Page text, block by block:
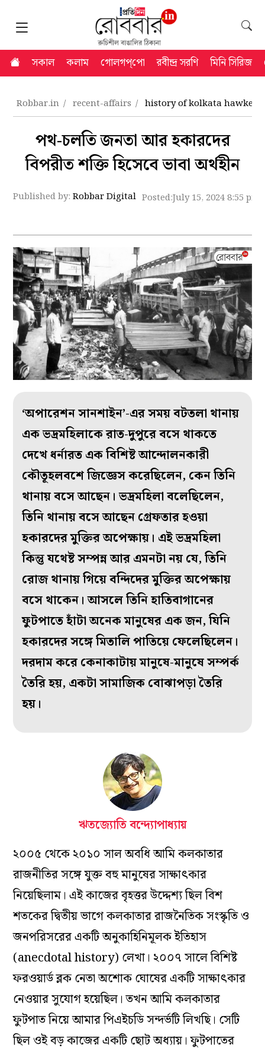
সকাল কলাম গোলগপ্‌পো রবীন্দ্র সরণি মিনি সিরিজ
Robbar.in recent-affairs history of kolkata
পথ-চলতি জনতা আর হকারদের
বিপরীত শক্তি হিসেবে ভাবা অর্থহীন
Published by:Robbar Digital Posted:July 15, 2024 8:55 pm
‘অপারেশন সানশাইন’-এর সময় বটতলা থানায়
এক ভদ্রমহিলাকে রাত-দুপুরে বসে থাকতে
দেখে ধর্নারত এক বিশিষ্ট আন্দোলনকারী
কৌতূহলবশে জিজ্ঞেস করেছিলেন, কেন তিনি
থানায় বসে আছেন। ভদ্রমহিলা বলেছিলেন,
তিনি থানায় বসে আছেন গ্রেফতার হওয়া
হকারদের মুক্তির অপেক্ষায়। এই ভদ্রমহিলা
কিন্তু যথেষ্ট সম্পন্ন আর এমনটা নয় যে, তিনি
রোজ থানায় গিয়ে বন্দিদের মুক্তির অপেক্ষায়
বসে থাকেন। আসলে তিনি হাতিবাগানের
ফুটপাতে হাঁটা অনেক মানুষের এক জন, যিনি
হকারদের সঙ্গে মিতালি পাতিয়ে ফেলেছিলেন।
দরদাম করে কেনাকাটায় মানুষে-মানুষে সম্পর্ক
তৈরি হয়, একটা সামাজিক বোঝাপড়া তৈরি
হয়।
ঋতজ্যোতি বন্দ্যোপাধ্যায়
২০০৫ থেকে ২০১০ সাল অবধি আমি কলকাতার
রাজনীতির সঙ্গে যুক্ত বহু মানুষের সাক্ষাৎকার
নিয়েছিলাম। এই কাজের বৃহত্তর উদ্দেশ্য ছিল বিশ
শতকের দ্বিতীয় ভাগে কলকাতার রাজনৈতিক সংস্কৃতি ও
জনপরিসরের একটি অনুকাহিনিমূলক ইতিহাস
(anecdotal history) লেখা। ২০০৭ সালে বিশিষ্ট
ফরওয়ার্ড ব্লক নেতা অশোক ঘোষের একটি সাক্ষাৎকার
নেওয়ার সুযোগ হয়েছিল। তখন আমি কলকাতার
ফুটপাত নিয়ে আমার পিএইচডি সন্দর্ভটি লিখছি। সেটি
ছিল ওই বড় কাজের একটি ছোট অধ্যায়। ফুটপাতের